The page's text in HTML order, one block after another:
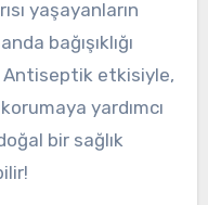
yaşayanların
bağışıklığı
Antiseptik etkisiyle,
yardımcı
bir sağlık